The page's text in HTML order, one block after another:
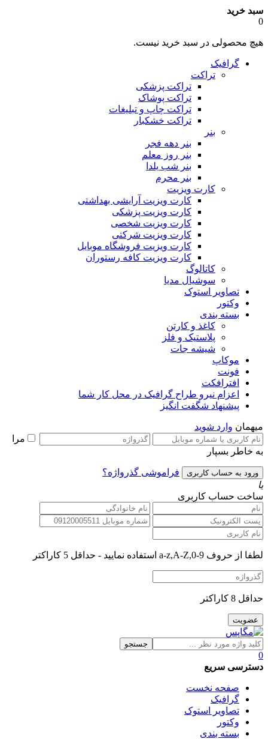
سبد خرید
0
هیچ محصولی در سبد خرید نیست.
گرافیک
تراکت
تراکت پزشکی
تراکت پوشاک
تراکت چاپ و تبلیغات
تراکت خشکبار
بنر
بنر دهه فجر
بنر روز معلم
بنر شب یلدا
بنر محرم
کارت ویزیت
کارت ویزیت آرایشی بهداشتی
کارت ویزیت پزشکی
کارت ویزیت شخصی
کارت ویزیت شرکتی
کارت ویزیت فروشگاه موبایل
کارت ویزیت کافه رستوران
کاتالوگ
سوشیال مدیا
تصاویر استوک
وکتور
بسته بندی
کاغذ و کارتن
پلاستیک و فلز
شیشه جات
موکاپ
فونت
افترافکت
اعزام نیرو طراح گرافیک در محل کار شما
پیشنهاد شگفت انگیز
میهمان وارد شوید
مرا
به خاطر بسپار
فراموشی گذرواژه؟
یا
ساخت حساب کاربری
لطفا از حروف a-z,A-Z,0-9 استفاده نمایید - حداقل 5 کاراکتر
حداقل 8 کاراکتر
جستجو
0
دسترسی سریع
صفحه نخست
گرافیک
تصاویر استوک
وکتور
بسته بندی